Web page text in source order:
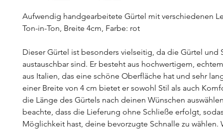
Aufwendig handgearbeitete Gürtel mit verschiedenen
Ton-in-Ton, Breite 4cm, Farbe: rot
Dieser Gürtel ist besonders vielseitig, da die Gürtel und
austauschbar sind. Er besteht aus hochwertigem,
aus Italien, das eine schöne Oberfläche hat und sehr
einer Breite von 4 cm bietet er sowohl Stil als auch
die Länge des Gürtels nach deinen Wünschen
beachte, dass die Lieferung ohne Schließe erfolgt,
Möglichkeit hast, deine bevorzugte Schnalle zu wählen.